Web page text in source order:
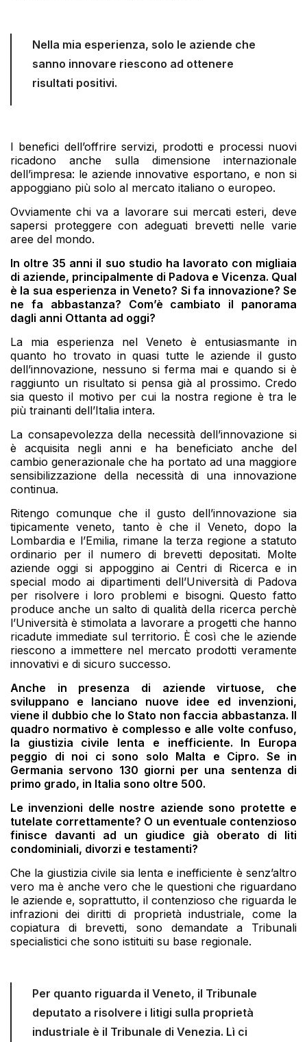
Nella mia esperienza, solo le aziende che
sanno innovare riescono ad ottenere
risultati positivi.
I benefici dell’offrire servizi, prodotti e processi nuovi
ricadono anche sulla dimensione internazionale
dell’impresa: le aziende innovative esportano, e non si
appoggiano più solo al mercato italiano o europeo.
Ovviamente chi va a lavorare sui mercati esteri, deve
sapersi proteggere con adeguati brevetti nelle varie
aree del mondo.
In oltre 35 anni il suo studio ha lavorato con migliaia
di aziende, principalmente di Padova e Vicenza. Qual
è la sua esperienza in Veneto? Si fa innovazione? Se
ne fa abbastanza? Com’è cambiato il panorama
dagli anni Ottanta ad oggi?
La mia esperienza nel Veneto è entusiasmante in
quanto ho trovato in quasi tutte le aziende il gusto
dell’innovazione, nessuno si ferma mai e quando si è
raggiunto un risultato si pensa già al prossimo. Credo
sia questo il motivo per cui la nostra regione è tra le
più trainanti dell’Italia intera.
La consapevolezza della necessità dell’innovazione si
è acquisita negli anni e ha beneficiato anche del
cambio generazionale che ha portato ad una maggiore
sensibilizzazione della necessità di una innovazione
continua.
Ritengo comunque che il gusto dell’innovazione sia
tipicamente veneto, tanto è che il Veneto, dopo la
Lombardia e l’Emilia, rimane la terza regione a statuto
ordinario per il numero di brevetti depositati. Molte
aziende oggi si appoggino ai Centri di Ricerca e in
special modo ai dipartimenti dell’Università di Padova
per risolvere i loro problemi e bisogni. Questo fatto
produce anche un salto di qualità della ricerca perchè
l’Università è stimolata a lavorare a progetti che hanno
ricadute immediate sul territorio. È così che le aziende
riescono a immettere nel mercato prodotti veramente
innovativi e di sicuro successo.
Anche in presenza di aziende virtuose, che
sviluppano e lanciano nuove idee ed invenzioni,
viene il dubbio che lo Stato non faccia abbastanza. Il
quadro normativo è complesso e alle volte confuso,
la giustizia civile lenta e inefficiente. In Europa
peggio di noi ci sono solo Malta e Cipro. Se in
Germania servono 130 giorni per una sentenza di
primo grado, in Italia sono oltre 500.
Le invenzioni delle nostre aziende sono protette e
tutelate correttamente? O un eventuale contenzioso
finisce davanti ad un giudice già oberato di liti
condominiali, divorzi e testamenti?
Che la giustizia civile sia lenta e inefficiente è senz’altro
vero ma è anche vero che le questioni che riguardano
le aziende e, soprattutto, il contenzioso che riguarda le
infrazioni dei diritti di proprietà industriale, come la
copiatura di brevetti, sono demandate a Tribunali
specialistici che sono istituiti su base regionale.
Per quanto riguarda il Veneto, il Tribunale
deputato a risolvere i litigi sulla proprietà
industriale è il Tribunale di Venezia. Lì ci